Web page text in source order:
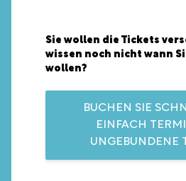
Sie wollen die Tickets
wissen noch nicht wann
wollen?
BUCHEN SIE
EINFACH
UNGEBUNDENE